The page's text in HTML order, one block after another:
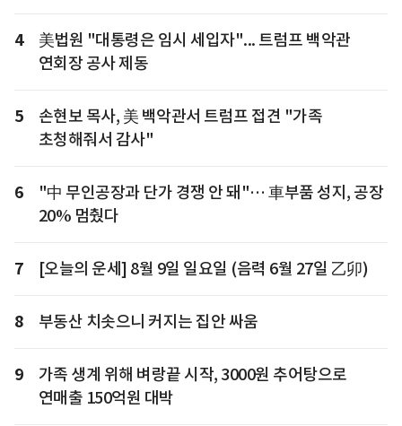
4
美법원 "대통령은 임시 세입자"... 트럼프 백악관
연회장 공사 제동
5
손현보 목사, 美 백악관서 트럼프 접견 "가족
초청해줘서 감사"
6
"中 무인공장과 단가 경쟁 안 돼"… 車부품 성지, 공장
20% 멈췄다
7 [오늘의 운세] 8월 9일 일요일 (음력 6월 27일 乙卯)
8 부동산 치솟으니 커지는 집안 싸움
9
가족 생계 위해 벼랑끝 시작, 3000원 추어탕으로
연매출 150억원 대박